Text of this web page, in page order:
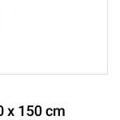
x 150 cm